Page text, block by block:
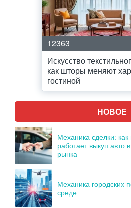
12363
Искусство
как шторы меняют
гостиной
НОВОЕ
Механика сделки:
работает выкуп авто
рынка
Механика городских
среде